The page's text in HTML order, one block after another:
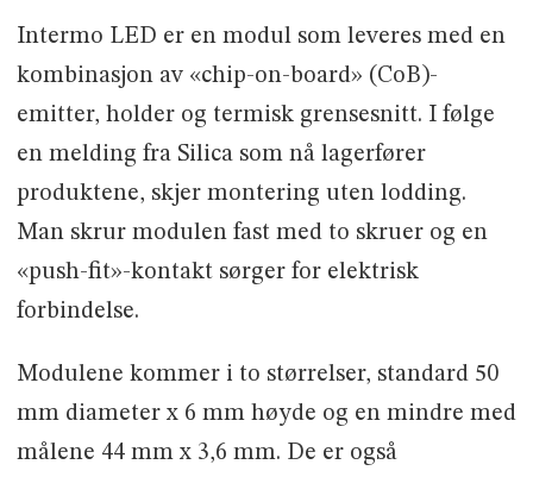
Intermo LED er en modul som leveres med en
kombinasjon av «chip-on-board» (CoB)-
emitter, holder og termisk grensesnitt. I følge
en melding fra Silica som nå lagerfører
produktene, skjer montering uten lodding.
Man skrur modulen fast med to skruer og en
«push-fit»-kontakt sørger for elektrisk
forbindelse.
Modulene kommer i to størrelser, standard 50
mm diameter x 6 mm høyde og en mindre med
målene 44 mm x 3,6 mm. De er også